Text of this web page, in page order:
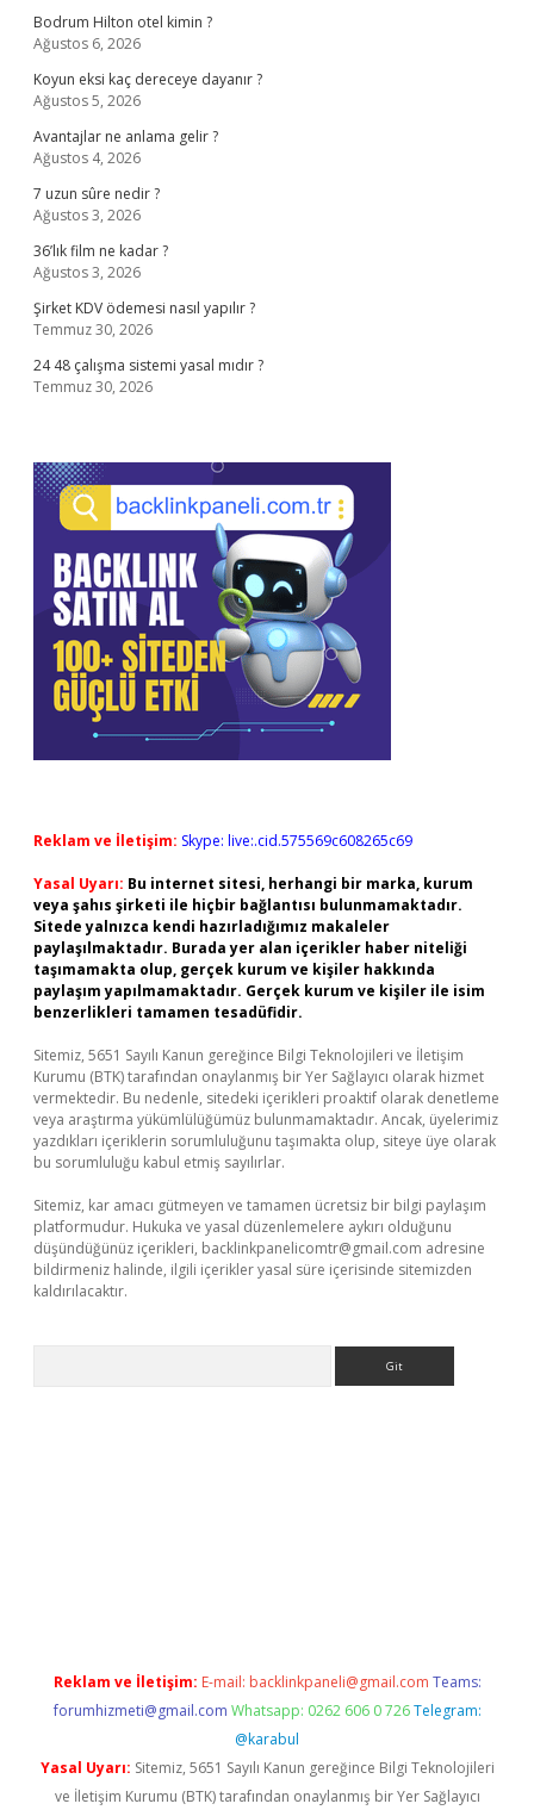
Bodrum Hilton otel kimin ?
Ağustos 6, 2026
Koyun eksi kaç dereceye dayanır ?
Ağustos 5, 2026
Avantajlar ne anlama gelir ?
Ağustos 4, 2026
7 uzun sûre nedir ?
Ağustos 3, 2026
36’lık film ne kadar ?
Ağustos 3, 2026
Şirket KDV ödemesi nasıl yapılır ?
Temmuz 30, 2026
24 48 çalışma sistemi yasal mıdır ?
Temmuz 30, 2026
Reklam ve İletişim: Skype: live:.cid.575569c608265c69
Yasal Uyarı: Bu internet sitesi, herhangi bir marka, kurum
veya şahıs şirketi ile hiçbir bağlantısı bulunmamaktadır.
Sitede yalnızca kendi hazırladığımız makaleler
paylaşılmaktadır. Burada yer alan içerikler haber niteliği
taşımamakta olup, gerçek kurum ve kişiler hakkında
paylaşım yapılmamaktadır. Gerçek kurum ve kişiler ile isim
benzerlikleri tamamen tesadüfidir.
Sitemiz, 5651 Sayılı Kanun gereğince Bilgi Teknolojileri ve İletişim
Kurumu (BTK) tarafından onaylanmış bir Yer Sağlayıcı olarak hizmet
vermektedir. Bu nedenle, sitedeki içerikleri proaktif olarak denetleme
veya araştırma yükümlülüğümüz bulunmamaktadır. Ancak, üyelerimiz
yazdıkları içeriklerin sorumluluğunu taşımakta olup, siteye üye olarak
bu sorumluluğu kabul etmiş sayılırlar.
Sitemiz, kar amacı gütmeyen ve tamamen ücretsiz bir bilgi paylaşım
platformudur. Hukuka ve yasal düzenlemelere aykırı olduğunu
düşündüğünüz içerikleri, backlinkpanelicomtr@gmail.com adresine
bildirmeniz halinde, ilgili içerikler yasal süre içerisinde sitemizden
kaldırılacaktır.
Reklam ve İletişim: E-mail: backlinkpaneli@gmail.com Teams:
forumhizmeti@gmail.com Whatsapp: 0262 606 0 726 Telegram:
@karabul
Yasal Uyarı: Sitemiz, 5651 Sayılı Kanun gereğince Bilgi Teknolojileri
ve İletişim Kurumu (BTK) tarafından onaylanmış bir Yer Sağlayıcı